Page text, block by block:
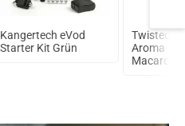
Kangertech eVod
Starter Kit Grün
Twisted
Aroma